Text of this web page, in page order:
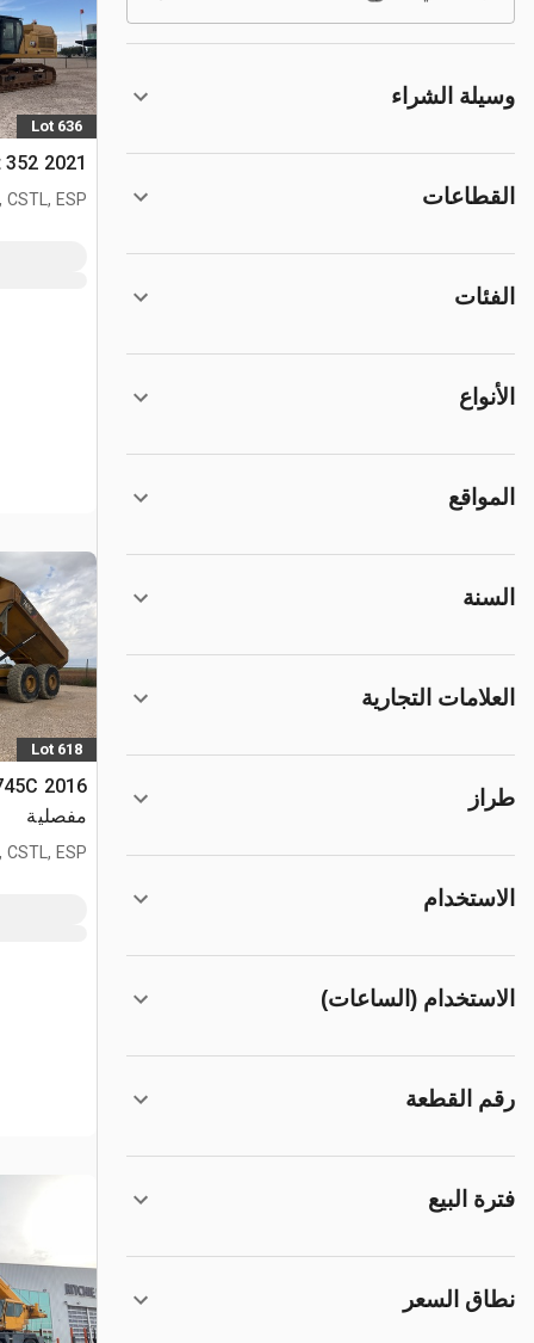
وسيلة الشراء
القطاعات
الفئات
الأنواع
المواقع
السنة
العلامات التجارية
طراز
الاستخدام
الاستخدام (الساعات)
رقم القطعة
فترة البيع
نطاق السعر
Lot 636
2021 Cat 352 حفارة بجنزير
CSTL, ESP
Lot 618
مفصلية
CSTL, ESP